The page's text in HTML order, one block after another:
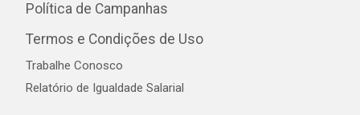
Política de Campanhas
Termos e Condições de Uso
Trabalhe Conosco
Relatório de Igualdade Salarial